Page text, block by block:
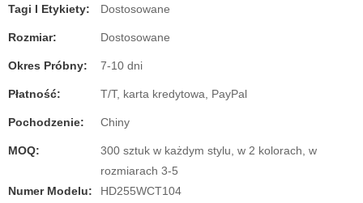
Tagi I Etykiety: Dostosowane
Rozmiar: Dostosowane
Okres Próbny: 7-10 dni
Płatność: T/T, karta kredytowa, PayPal
Pochodzenie: Chiny
MOQ:
300 sztuk w każdym stylu, w 2 kolorach, w
rozmiarach 3-5
Numer Modelu:
HD255WCT104